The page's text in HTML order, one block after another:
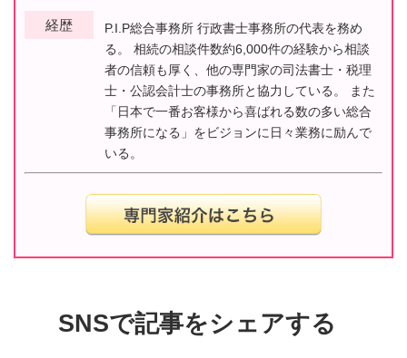
経歴
P.I.P総合事務所 行政書士事務所の代表を務め
る。 相続の相談件数約6,000件の経験から相談
者の信頼も厚く、他の専門家の司法書士・税理
士・公認会計士の事務所と協力している。 また
「日本で一番お客様から喜ばれる数の多い総合
事務所になる」をビジョンに日々業務に励んで
いる。